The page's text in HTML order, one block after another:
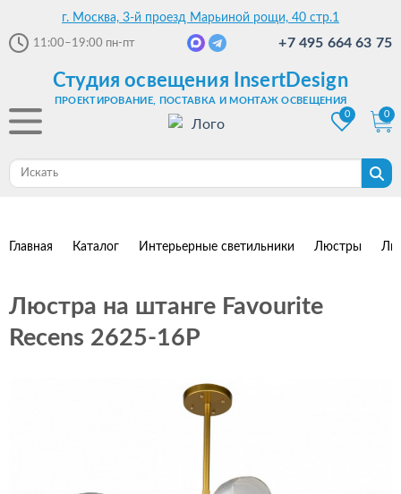
г. Москва, 3-й проезд Марьиной рощи, 40 стр.1
11:00–19:00 пн-пт +7 495 664 63 75
Студия освещения InsertDesign
ПРОЕКТИРОВАНИЕ, ПОСТАВКА И МОНТАЖ ОСВЕЩЕНИЯ
0
0
Главная Каталог Интерьерные светильники Люстры
Люстра на штанге Favourite
Recens 2625-16P